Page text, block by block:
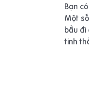
Bạn
Một
bầu đi
tinh